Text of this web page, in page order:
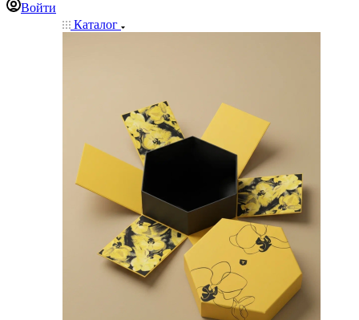
Войти
Каталог